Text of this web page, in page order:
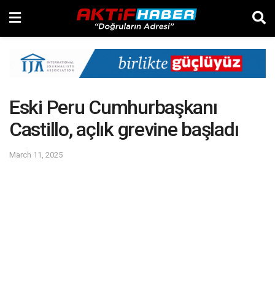
Eski Peru Cumhurbaşkanı
Castillo, açlık grevine başladı
March 11, 2025